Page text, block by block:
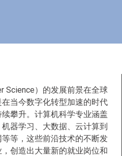
Science）的发展前景在全球
当今数字化转型加速的时代
攀升。计算机科学专业涵盖
器学习、大数据、云计算到
等，这些前沿技术的不断发
创造出大量新的就业岗位和